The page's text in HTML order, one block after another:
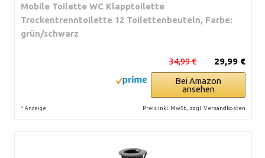
Mobile Toilette WC Klapptoilette
Trockentrenntoilette 12 Toilettenbeuteln, Farbe:
grün/schwarz
29,99 €
34,99 €
Bei Amazon
ansehen
* Anzeige Preis inkl. MwSt., zzgl. Versandkosten